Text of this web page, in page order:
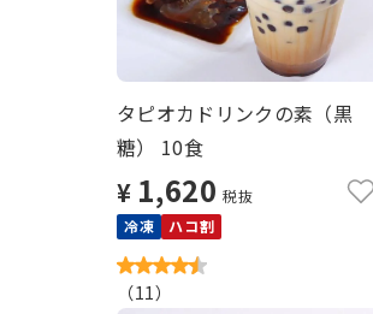
タピオカドリンクの素（黒
糖） 10食
¥ 1,620 税抜
冷凍
ハコ割
（11）